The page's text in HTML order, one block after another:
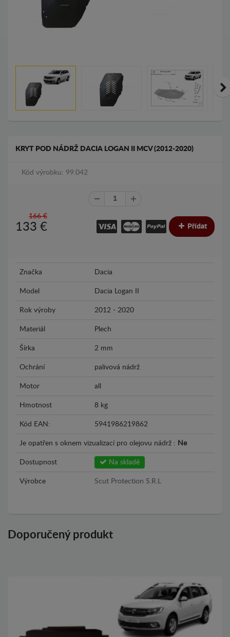
KRYT POD NÁDRŽ DACIA LOGAN II MCV (2012-2020)
Kód výrobku: 99.042
166 €
133 € Přídat
Značka Dacia
Model Dacia Logan II
Rok výroby 2012 - 2020
Materiál Plech
Šírka 2 mm
Ochrání palivová nádrž
Motor all
Hmotnost 8 kg
Kód EAN: 5941986219862
Je opatřen s oknem vizualizací pro olejovu nádrž : Ne
Dostupnost Na skladě
Výrobce Scut Protection S.R.L
Doporučený produkt